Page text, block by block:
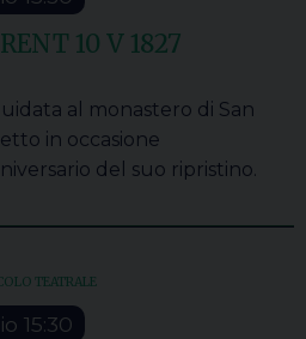
10 V 1827
al monastero di San
in occasione
del suo ripristino.
TEATRALE
15:30